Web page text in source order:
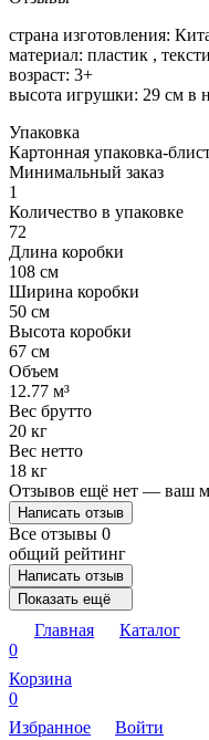
страна изготовления:
материал: пластик ,
возраст: 3+
высота игрушки: 29 см в
Упаковка
Картонная упаковка-
Минимальный заказ
1
Количество в упаковке
72
Длина коробки
108 см
Ширина коробки
50 см
Высота коробки
67 см
Объем
12.77 м³
Вес брутто
20 кг
Вес нетто
18 кг
Отзывов ещё нет — ваш
Написать отзыв
Все отзывы 0
общий рейтинг
Написать отзыв
Показать ещё
Главная
Каталог
0
Корзина
0
Избранное
Войти